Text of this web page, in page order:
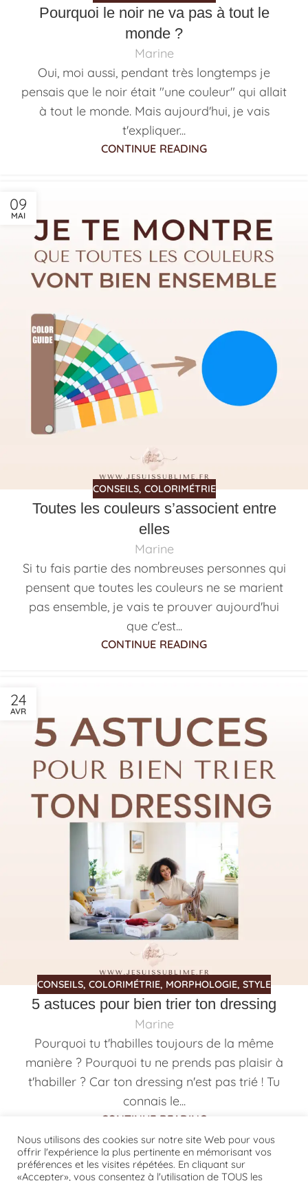
Pourquoi le noir ne va pas à tout le
monde ?
Marine
Oui, moi aussi, pendant très longtemps je
pensais que le noir était "une couleur" qui allait
à tout le monde. Mais aujourd'hui, je vais
t'expliquer...
CONTINUE READING
09
MAI
CONSEILS, COLORIMÉTRIE
Toutes les couleurs s’associent entre
elles
Marine
Si tu fais partie des nombreuses personnes qui
pensent que toutes les couleurs ne se marient
pas ensemble, je vais te prouver aujourd'hui
que c'est...
CONTINUE READING
24
AVR
CONSEILS, COLORIMÉTRIE, MORPHOLOGIE, STYLE
5 astuces pour bien trier ton dressing
Marine
Pourquoi tu t'habilles toujours de la même
manière ? Pourquoi tu ne prends pas plaisir à
t'habiller ? Car ton dressing n'est pas trié ! Tu
connais le...
CONTINUE READING
1 2 3 4
Nous utilisons des cookies sur notre site Web pour vous
offrir l'expérience la plus pertinente en mémorisant vos
préférences et les visites répétées. En cliquant sur
«Accepter», vous consentez à l'utilisation de TOUS les